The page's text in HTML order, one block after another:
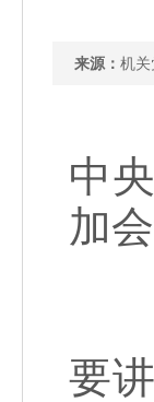
来源： 机
中
加会
会
要